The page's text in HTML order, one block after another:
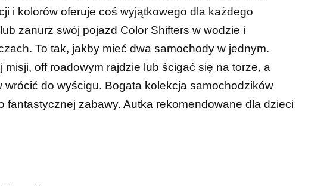
i kolorów oferuje coś wyjątkowego dla każdego
zanurz swój pojazd Color Shifters w wodzie i
To tak, jakby mieć dwa samochody w jednym.
misji, off roadowym rajdzie lub ścigać się na torze, a
wrócić do wyścigu. Bogata kolekcja samochodzików
fantastycznej zabawy. Autka rekomendowane dla dzieci